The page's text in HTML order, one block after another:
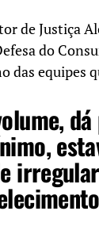
de Justiça
do
das equipes